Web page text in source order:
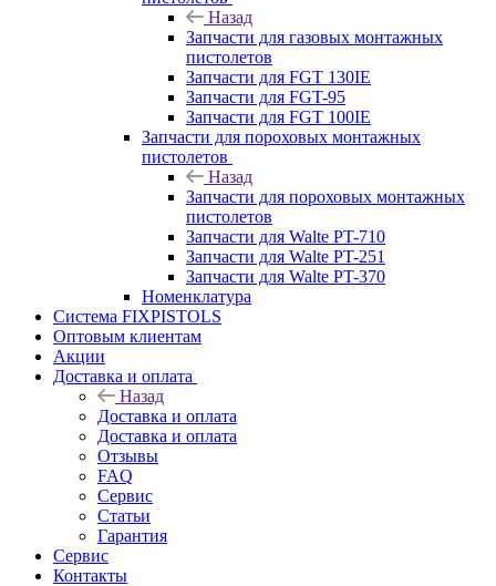
Назад
Запчасти для газовых монтажных
пистолетов
Запчасти для FGT 130IE
Запчасти для FGT-95
Запчасти для FGT 100IE
Запчасти для пороховых монтажных
пистолетов
Назад
Запчасти для пороховых монтажных
пистолетов
Запчасти для Walte PT-710
Запчасти для Walte PT-251
Запчасти для Walte PT-370
Номенклатура
Система FIXPISTOLS
Оптовым клиентам
Акции
Доставка и оплата
Назад
Доставка и оплата
Доставка и оплата
Отзывы
FAQ
Сервис
Статьи
Гарантия
Сервис
Контакты